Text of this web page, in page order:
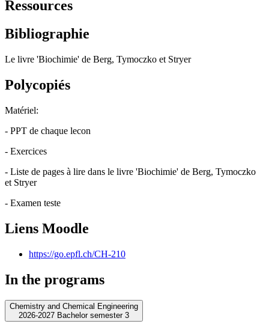
Ressources
Bibliographie
Le livre 'Biochimie' de Berg, Tymoczko et Stryer
Polycopiés
Matériel:
- PPT de chaque lecon
- Exercices
- Liste de pages à lire dans le livre 'Biochimie' de Berg, Tymoczko
et Stryer
- Examen teste
Liens Moodle
https://go.epfl.ch/CH-210
In the programs
Chemistry and Chemical Engineering
2026-2027 Bachelor semester 3